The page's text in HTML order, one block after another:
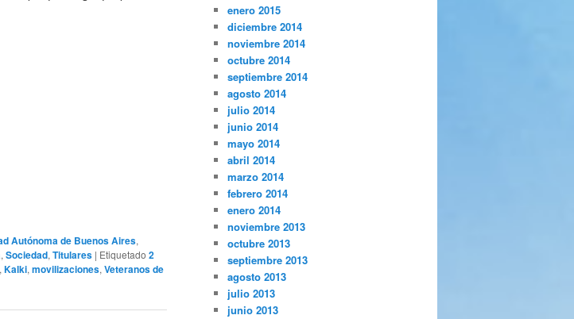
Autónoma de Buenos Aires,
, Sociedad, Titulares | Etiquetado 2
, Kalki, movilizaciones, Veteranos de
enero 2015
diciembre 2014
noviembre 2014
octubre 2014
septiembre 2014
agosto 2014
julio 2014
junio 2014
mayo 2014
abril 2014
marzo 2014
febrero 2014
enero 2014
noviembre 2013
octubre 2013
septiembre 2013
agosto 2013
julio 2013
junio 2013